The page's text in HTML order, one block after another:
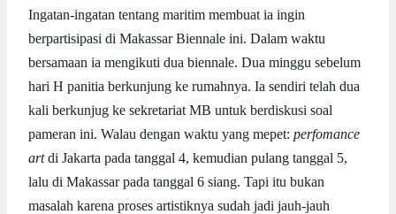
Ingatan-ingatan tentang maritim membuat ia ingin
berpartisipasi di Makassar Biennale ini. Dalam waktu
bersamaan ia mengikuti dua biennale. Dua minggu sebelum
hari H panitia berkunjung ke rumahnya. Ia sendiri telah dua
kali berkunjug ke sekretariat MB untuk berdiskusi soal
pameran ini. Walau dengan waktu yang mepet: perfomance
artdi Jakarta pada tanggal 4, kemudian pulang tanggal 5,
lalu di Makassar pada tanggal 6 siang. Tapi itu bukan
masalah karena proses artistiknya sudah jadi jauh-jauh